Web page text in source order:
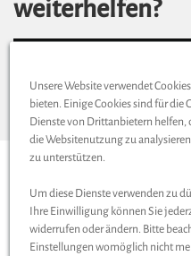
weiterhelfen?
ZUR
Top Seller
Besonders beliebt
Unsere Website verwendet
bieten. Einige Cookies sind für
Dienste von Drittanbietern helfen,
die Websitenutzung zu
zu unterstützen.
Um diese Dienste verwenden zu
Ihre Einwilligung können Sie
widerrufen oder ändern. Bitte
Einstellungen womöglich nicht